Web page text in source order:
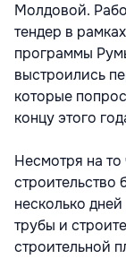
Молдовой.
тендер в
программы
выстроились
которые
концу этого
Несмотря на то
строительство
несколько
трубы и
строительной